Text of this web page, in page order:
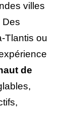
villes
Des
Tlantis ou
de